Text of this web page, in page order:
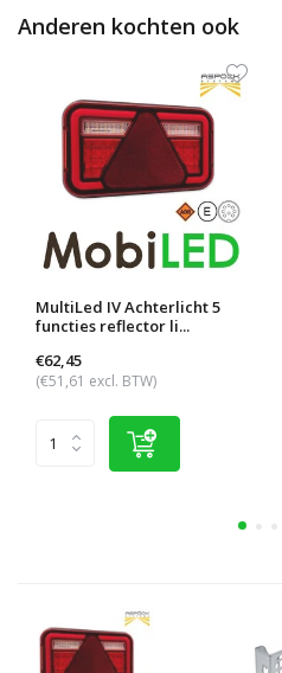
Anderen kochten ook
MultiLed IV Achterlicht 5
functies reflector li...
€62,45
(€51,61 excl. BTW)